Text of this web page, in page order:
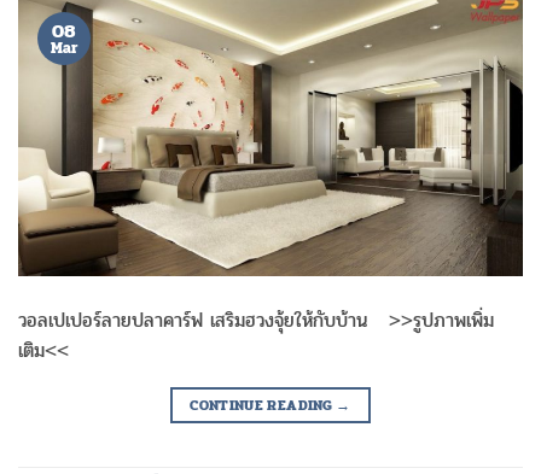
08
Mar
วอลเปเปอร์ลายปลาคาร์ฟ เสริมฮวงจุ้ยให้กับบ้าน >>รูปภาพเพิ่ม
เติม<<
CONTINUE READING →